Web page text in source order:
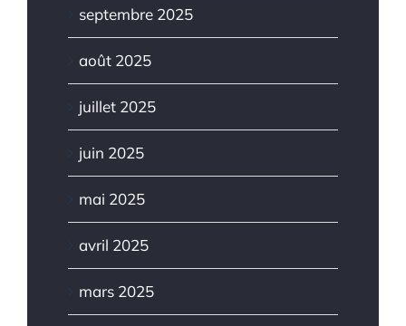
septembre 2025
août 2025
juillet 2025
juin 2025
mai 2025
avril 2025
mars 2025